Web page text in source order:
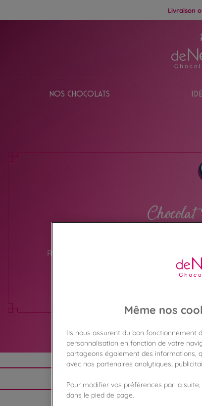
Livraison
Nos chocolats
PARIS
Retrouvez ici les chocolats disponibles
préparer votre visite en toute
gourmandises
Même nos
Ils nous assurent du bon fonctionnement
personnalisation en fonction de votre
partageons également des informations,
avec nos partenaires analytiques,
Pour modifier vos préférences par la
dans le pied de page.